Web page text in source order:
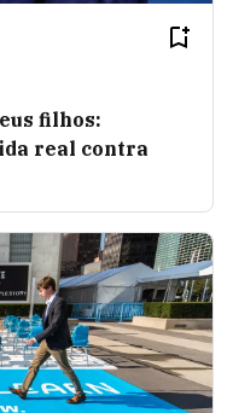
filhos:
real contra